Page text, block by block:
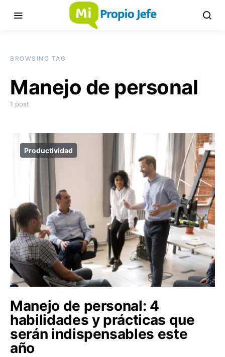
BROWSING TAG
Manejo de personal
1 post
Productividad
Manejo de personal: 4
habilidades y prácticas que
serán indispensables este
año